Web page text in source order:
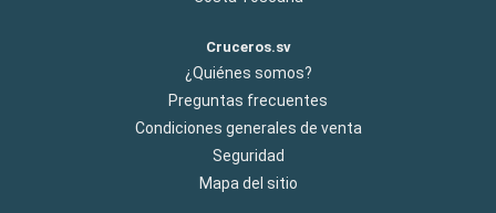
Cruceros.sv
¿Quiénes somos?
Preguntas frecuentes
Condiciones generales de venta
Seguridad
Mapa del sitio